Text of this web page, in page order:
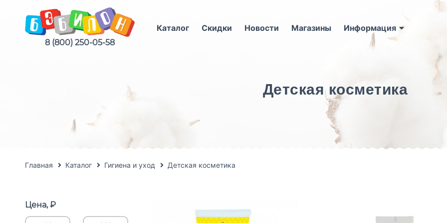
8 (800) 250-05-58
Каталог Скидки Новости Магазины Информация
Детская косметика
Главная Каталог Гигиена и уход Детская косметика
Цена, ₽